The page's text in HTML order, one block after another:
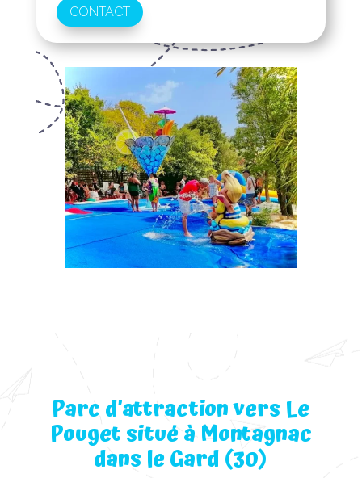
CONTACT
Parc d’attraction vers Le
Pouget situé à Montagnac
dans le Gard (30)